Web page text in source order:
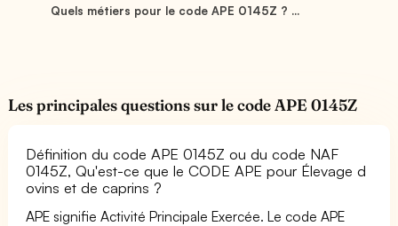
Quels métiers pour le code APE 0145Z ? ...
Les principales questions sur le code APE 0145Z
Définition du code APE 0145Z ou du code NAF
0145Z, Qu'est-ce que le CODE APE pour Élevage d
ovins et de caprins ?
APE signifie Activité Principale Exercée. Le code APE